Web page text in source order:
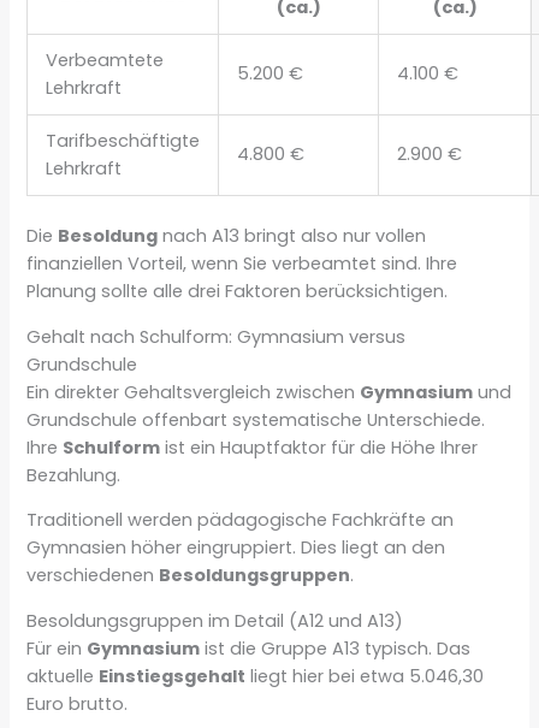
(ca.)
(ca.)
Verbeamtete
Lehrkraft
5.200 € 4.100 €
Tarifbeschäftigte
Lehrkraft
4.800 € 2.900 €
Die Besoldung nach A13 bringt also nur vollen
finanziellen Vorteil, wenn Sie verbeamtet sind. Ihre
Planung sollte alle drei Faktoren berücksichtigen.
Gehalt nach Schulform: Gymnasium versus
Grundschule
Ein direkter Gehaltsvergleich zwischen Gymnasium und
Grundschule offenbart systematische Unterschiede.
Ihre Schulform ist ein Hauptfaktor für die Höhe Ihrer
Bezahlung.
Traditionell werden pädagogische Fachkräfte an
Gymnasien höher eingruppiert. Dies liegt an den
verschiedenen Besoldungsgruppen.
Besoldungsgruppen im Detail (A12 und A13)
Für ein Gymnasium ist die Gruppe A13 typisch. Das
aktuelle Einstiegsgehalt liegt hier bei etwa 5.046,30
Euro brutto.